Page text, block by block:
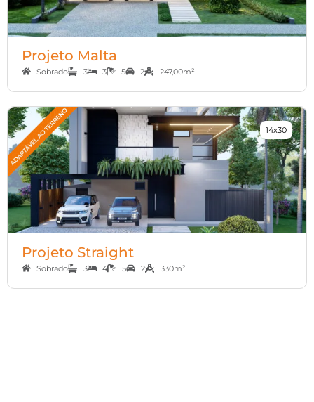
Projeto Malta
Sobrado 3 3 5 2 247,00m²
14x30
Projeto Straight
Sobrado 3 4 5 2 330m²